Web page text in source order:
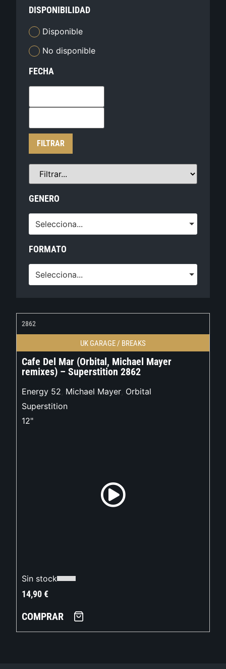
DISPONIBILIDAD
Disponible
No disponible
FECHA
FILTRAR
GENERO
Selecciona...
FORMATO
Selecciona...
2862
UK GARAGE / BREAKS
Cafe Del Mar (Orbital, Michael Mayer
remixes) – Superstition 2862
Energy 52, Michael Mayer, Orbital
Superstition
12"
Sin stock
14,90€
COMPRAR